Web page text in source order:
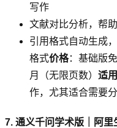
写作
文献对比分析，帮
引用格式自动生成
格式价格：基础版
月（无限页数） 适用
作，尤其适合需要
7. 通义千问学术版｜阿里